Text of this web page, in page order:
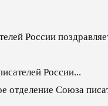
России
России...
отделение Союза